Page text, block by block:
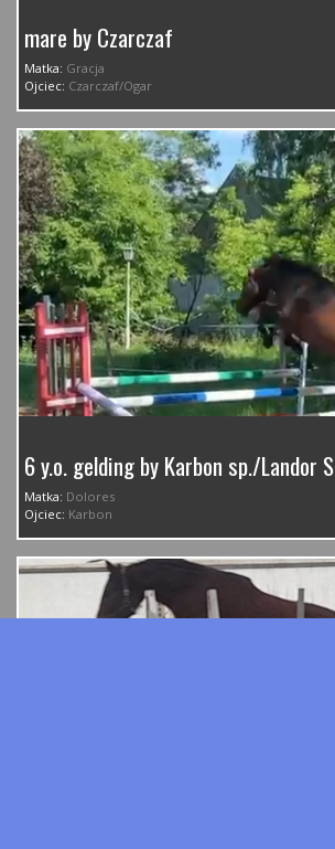
mare by Czarczaf
Matka: Gracja
Ojciec: Czarczaf/Ogar
6 y.o. gelding by Karbon sp./Landor S
Matka: Dolores
Ojciec: Karbon